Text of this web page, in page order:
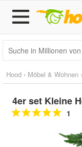
Hood › Möbel & Wohnen ›
4er set Kleine
1